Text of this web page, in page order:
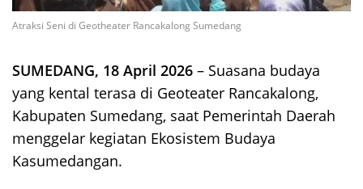
Atraksi Seni di Geotheater Rancakalong Sumedang
SUMEDANG, 18 April 2026 – Suasana budaya
yang kental terasa di Geoteater Rancakalong,
Kabupaten Sumedang, saat Pemerintah Daerah
menggelar kegiatan Ekosistem Budaya
Kasumedangan.